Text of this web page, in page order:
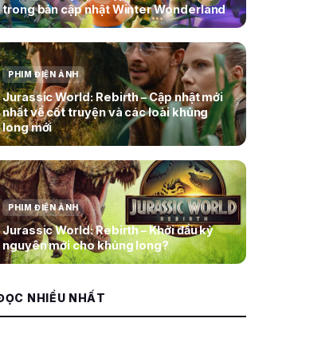
trong bản cập nhật Winter Wonderland
PHIM ĐIỆN ẢNH
Jurassic World: Rebirth – Cập nhật mới
nhất về cốt truyện và các loài khủng
long mới
PHIM ĐIỆN ẢNH
Jurassic World: Rebirth – Khởi đầu kỷ
nguyên mới cho khủng long?
NHIỀU NHẤT